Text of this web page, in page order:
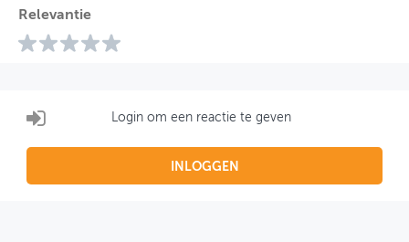
Relevantie
Login om een reactie te geven
INLOGGEN